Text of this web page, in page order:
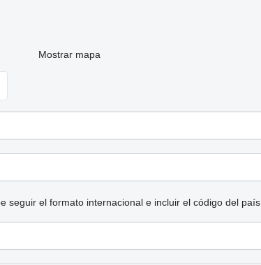
Mostrar mapa
seguir el formato internacional e incluir el código del país.